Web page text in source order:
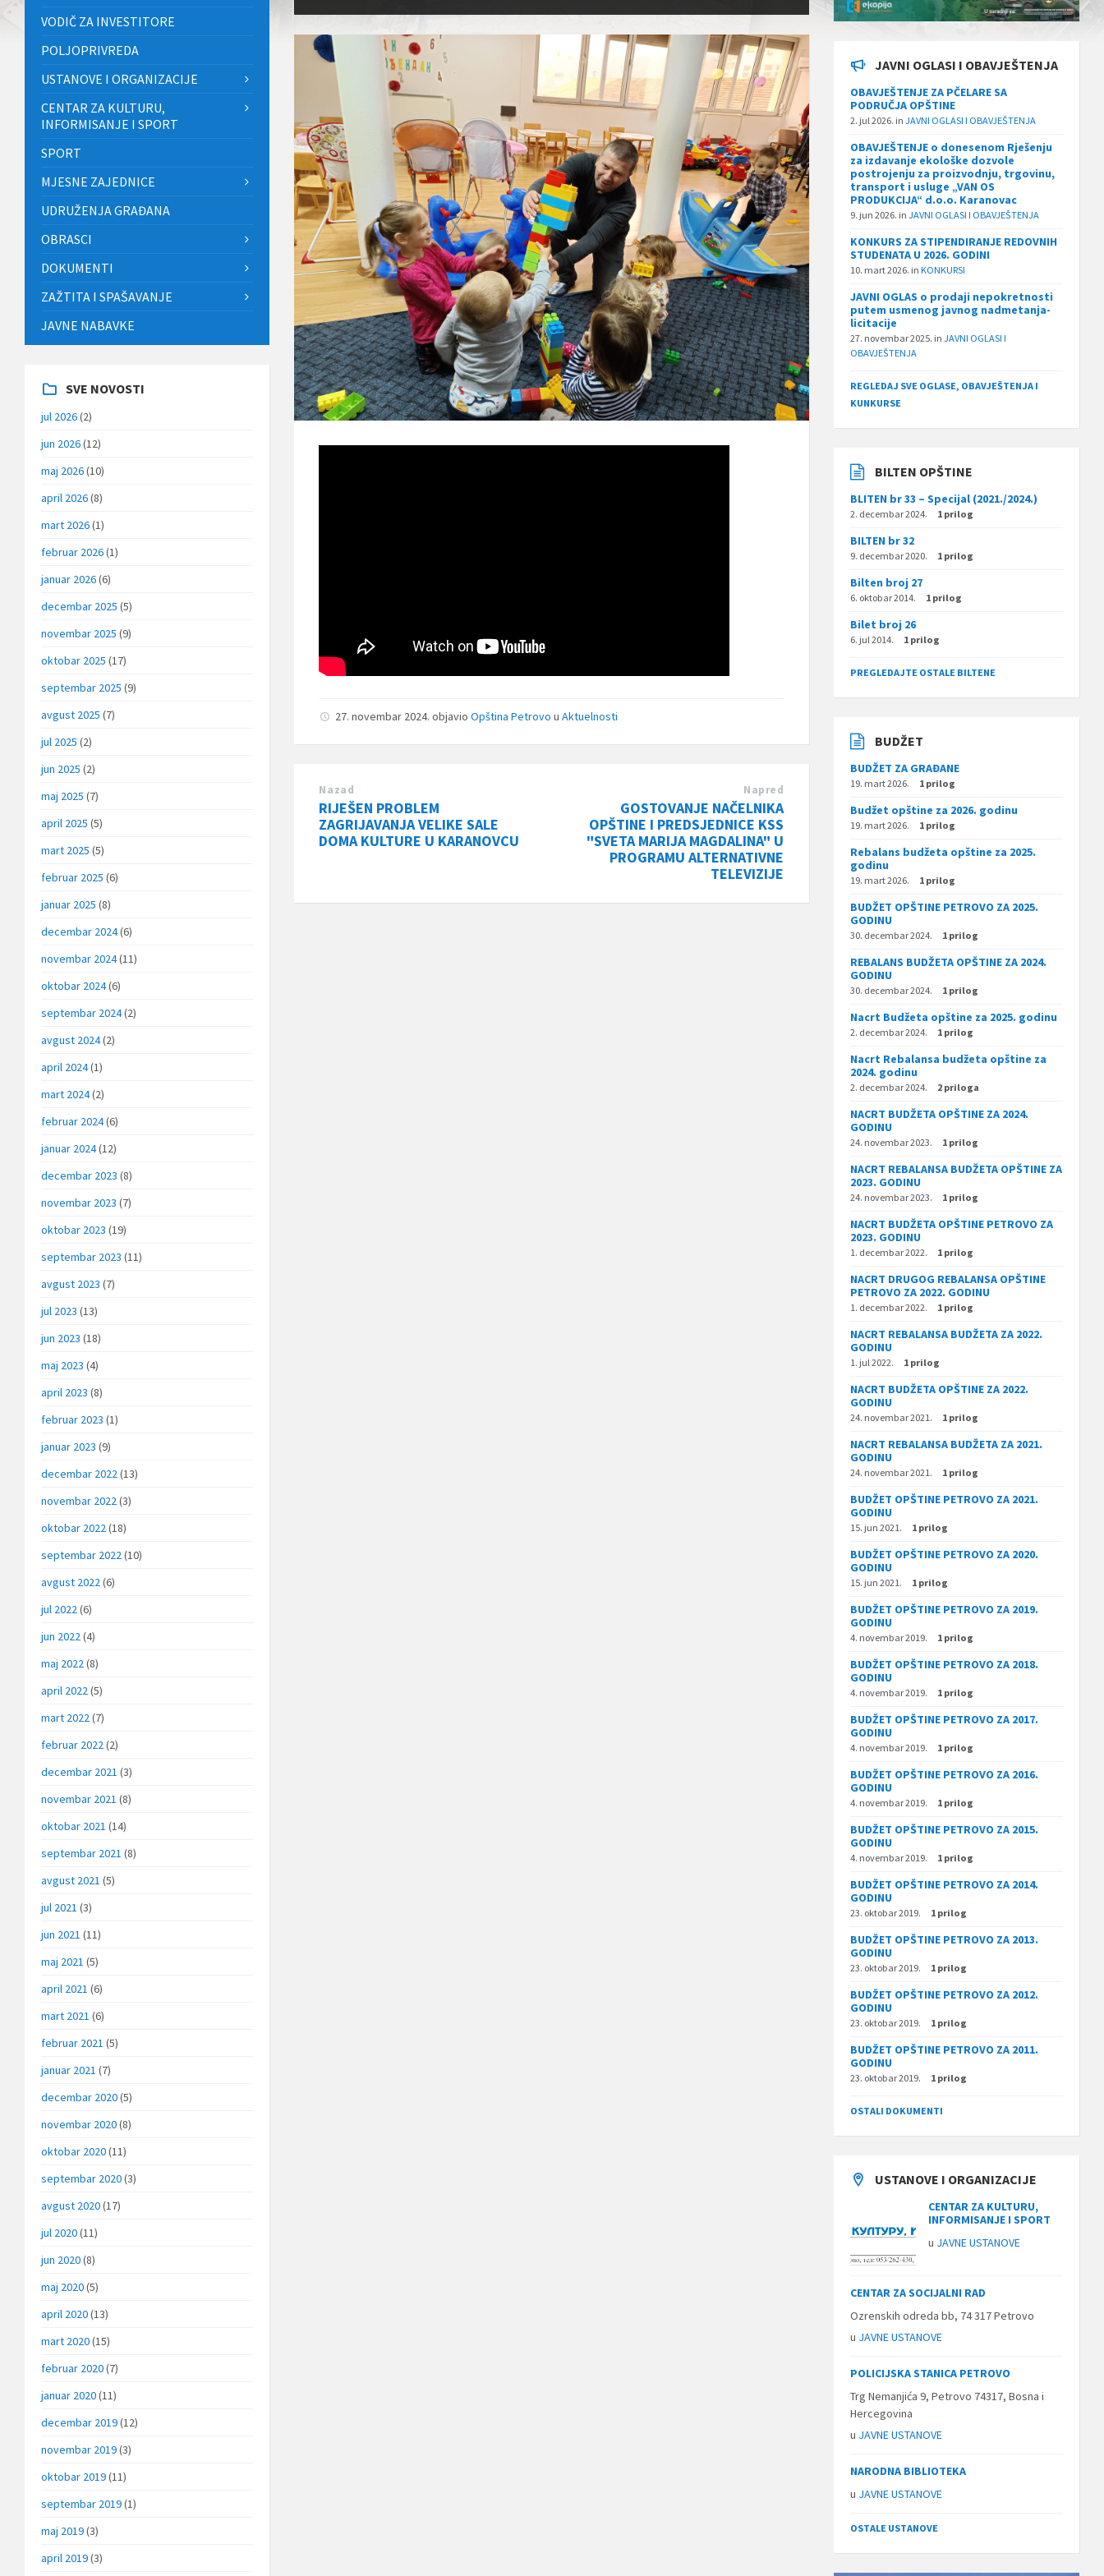
27. novembar 2024.objavioOpština Petrovo uAktuelnosti
Nazad
RIJEŠEN PROBLEM
ZAGRIJAVANJA VELIKE SALE
DOMA KULTURE U KARANOVCU
Napred
GOSTOVANJE NAČELNIKA
OPŠTINE I PREDSJEDNICE KSS
"SVETA MARIJA MAGDALINA" U
PROGRAMU ALTERNATIVNE
TELEVIZIJE
VODIČ ZA INVESTITORE
POLJOPRIVREDA
USTANOVE I ORGANIZACIJE
CENTAR ZA KULTURU,
INFORMISANJE I SPORT
SPORT
MJESNE ZAJEDNICE
UDRUŽENJA GRAĐANA
OBRASCI
DOKUMENTI
ZAŽTITA I SPAŠAVANJE
JAVNE NABAVKE
SVE NOVOSTI
jul 2026(2)
jun 2026(12)
maj 2026(10)
april 2026(8)
mart 2026(1)
februar 2026(1)
januar 2026(6)
decembar 2025 (5)
novembar 2025 (9)
oktobar 2025 (17)
septembar 2025 (9)
avgust 2025 (7)
jul 2025 (2)
jun 2025 (2)
maj 2025 (7)
april 2025 (5)
mart 2025 (5)
februar 2025 (6)
januar 2025 (8)
decembar 2024(6)
novembar 2024(11)
oktobar 2024(6)
septembar 2024(2)
avgust 2024(2)
april 2024(1)
mart 2024(2)
februar 2024(6)
januar 2024(12)
decembar 2023 (8)
novembar 2023 (7)
oktobar 2023 (19)
septembar 2023 (11)
avgust 2023 (7)
jul 2023 (13)
jun 2023 (18)
maj 2023 (4)
april 2023 (8)
februar 2023 (1)
januar 2023 (9)
decembar 2022(13)
novembar 2022(3)
oktobar 2022(18)
septembar 2022(10)
avgust 2022(6)
jul 2022(6)
jun 2022(4)
maj 2022(8)
april 2022(5)
mart 2022(7)
februar 2022(2)
decembar 2021 (3)
novembar 2021 (8)
oktobar 2021 (14)
septembar 2021 (8)
avgust 2021 (5)
jul 2021 (3)
jun 2021 (11)
maj 2021 (5)
april 2021 (6)
mart 2021 (6)
februar 2021 (5)
januar 2021 (7)
decembar 2020(5)
novembar 2020(8)
oktobar 2020(11)
septembar 2020(3)
avgust 2020(17)
jul 2020(11)
jun 2020(8)
maj 2020(5)
april 2020(13)
mart 2020(15)
februar 2020(7)
januar 2020(11)
decembar 2019(12)
novembar 2019(3)
oktobar 2019(11)
septembar 2019(1)
maj 2019(3)
april 2019(3)
JAVNI OGLASI I OBAVJEŠTENJA
OBAVJEŠTENJE ZA PČELARE SA
PODRUČJA OPŠTINE
2. jul 2026. inJAVNI OGLASI I OBAVJEŠTENJA
OBAVJEŠTENJE o donesenom Rješenju
za izdavanje ekološke dozvole
postrojenju za proizvodnju, trgovinu,
transport i usluge „VAN OS
PRODUKCIJA“ d.o.o. Karanovac
9. jun 2026. inJAVNI OGLASI I OBAVJEŠTENJA
KONKURS ZA STIPENDIRANJE REDOVNIH
STUDENATA U 2026. GODINI
10. mart 2026. inKONKURSI
JAVNI OGLAS o prodaji nepokretnosti
putem usmenog javnog nadmetanja-
licitacije
27. novembar 2025. inJAVNI OGLASI I
OBAVJEŠTENJA
REGLEDAJ SVE OGLASE, OBAVJEŠTENJA I
KUNKURSE
BILTEN OPŠTINE
BLITEN br 33 – Specijal (2021./2024.)
2. decembar 2024. 1 prilog
BILTEN br 32
9. decembar 2020. 1 prilog
Bilten broj 27
6. oktobar 2014. 1 prilog
Bilet broj 26
6. jul 2014. 1 prilog
PREGLEDAJTE OSTALE BILTENE
BUDŽET
BUDŽET ZA GRAĐANE
19. mart 2026. 1 prilog
Budžet opštine za 2026. godinu
19. mart 2026. 1 prilog
Rebalans budžeta opštine za 2025.
godinu
19. mart 2026. 1 prilog
BUDŽET OPŠTINE PETROVO ZA 2025.
GODINU
30. decembar 2024. 1 prilog
REBALANS BUDŽETA OPŠTINE ZA 2024.
GODINU
30. decembar 2024. 1 prilog
Nacrt Budžeta opštine za 2025. godinu
2. decembar 2024. 1 prilog
Nacrt Rebalansa budžeta opštine za
2024. godinu
2. decembar 2024. 2 priloga
NACRT BUDŽETA OPŠTINE ZA 2024.
GODINU
24. novembar 2023. 1 prilog
NACRT REBALANSA BUDŽETA OPŠTINE ZA
2023. GODINU
24. novembar 2023. 1 prilog
NACRT BUDŽETA OPŠTINE PETROVO ZA
2023. GODINU
1. decembar 2022. 1 prilog
NACRT DRUGOG REBALANSA OPŠTINE
PETROVO ZA 2022. GODINU
1. decembar 2022. 1 prilog
NACRT REBALANSA BUDŽETA ZA 2022.
GODINU
1. jul 2022. 1 prilog
NACRT BUDŽETA OPŠTINE ZA 2022.
GODINU
24. novembar 2021. 1 prilog
NACRT REBALANSA BUDŽETA ZA 2021.
GODINU
24. novembar 2021. 1 prilog
BUDŽET OPŠTINE PETROVO ZA 2021.
GODINU
15. jun 2021. 1 prilog
BUDŽET OPŠTINE PETROVO ZA 2020.
GODINU
15. jun 2021. 1 prilog
BUDŽET OPŠTINE PETROVO ZA 2019.
GODINU
4. novembar 2019. 1 prilog
BUDŽET OPŠTINE PETROVO ZA 2018.
GODINU
4. novembar 2019. 1 prilog
BUDŽET OPŠTINE PETROVO ZA 2017.
GODINU
4. novembar 2019. 1 prilog
BUDŽET OPŠTINE PETROVO ZA 2016.
GODINU
4. novembar 2019. 1 prilog
BUDŽET OPŠTINE PETROVO ZA 2015.
GODINU
4. novembar 2019. 1 prilog
BUDŽET OPŠTINE PETROVO ZA 2014.
GODINU
23. oktobar 2019. 1 prilog
BUDŽET OPŠTINE PETROVO ZA 2013.
GODINU
23. oktobar 2019. 1 prilog
BUDŽET OPŠTINE PETROVO ZA 2012.
GODINU
23. oktobar 2019. 1 prilog
BUDŽET OPŠTINE PETROVO ZA 2011.
GODINU
23. oktobar 2019. 1 prilog
OSTALI DOKUMENTI
USTANOVE I ORGANIZACIJE
CENTAR ZA KULTURU,
INFORMISANJE I SPORT
u JAVNE USTANOVE
CENTAR ZA SOCIJALNI RAD
Ozrenskih odreda bb, 74 317 Petrovo
u JAVNE USTANOVE
POLICIJSKA STANICA PETROVO
Trg Nemanjića 9, Petrovo 74317, Bosna i
Hercegovina
u JAVNE USTANOVE
NARODNA BIBLIOTEKA
u JAVNE USTANOVE
OSTALE USTANOVE